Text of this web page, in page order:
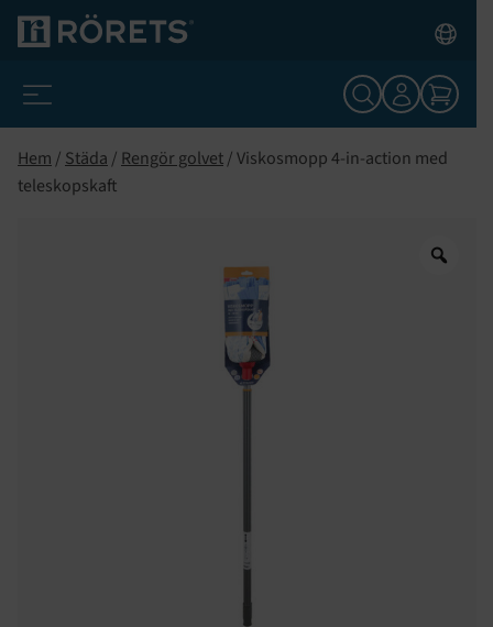
Hem / Städa / Rengör golvet/ Viskosmopp 4-in-action med
teleskopskaft